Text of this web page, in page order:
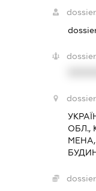
ОБЛ.,
МЕНА,